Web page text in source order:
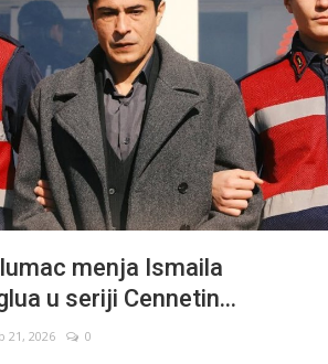
menja Ismaila
u seriji Cennetin...
21, 2026 0